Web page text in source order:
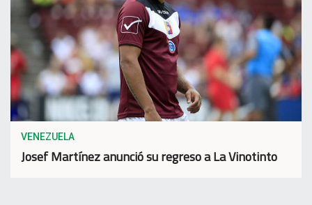
VENEZUELA
Josef Martínez anunció su regreso a La Vinotinto